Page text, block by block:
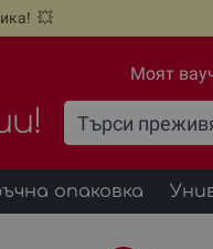
💥
Моят
опаковка